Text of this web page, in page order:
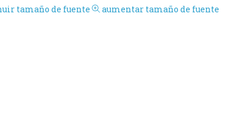
tamaño de fuente
aumentar tamaño de fuente